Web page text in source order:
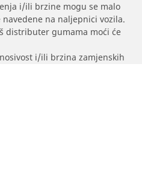
i/ili brzine mogu se malo
na naljepnici vozila.
distributer gumama moći će
i/ili brzina zamjenskih